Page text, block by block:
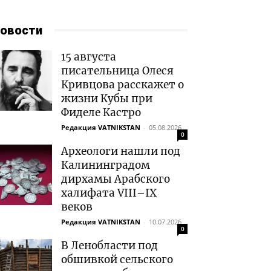
15 августа
писательница Олеся
Кривцова расскажет о
жизни Кубы при
Фиделе Кастро
Редакция VATNIKSTAN - 05.08.2026
0
Археологи нашли под
Калининградом
дирхамы Арабского
халифата VIII–IX
веков
Редакция VATNIKSTAN - 10.07.2026
0
В Ленобласти под
обшивкой сельского